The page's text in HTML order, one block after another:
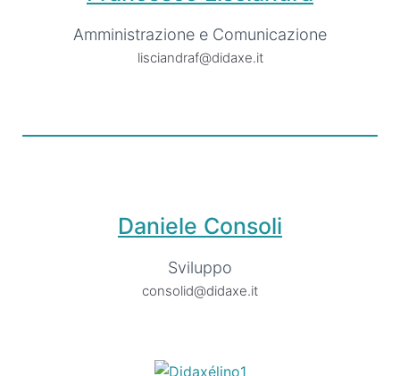
Amministrazione e Comunicazione
lisciandraf@didaxe.it
Daniele Consoli
Sviluppo
consolid@didaxe.it